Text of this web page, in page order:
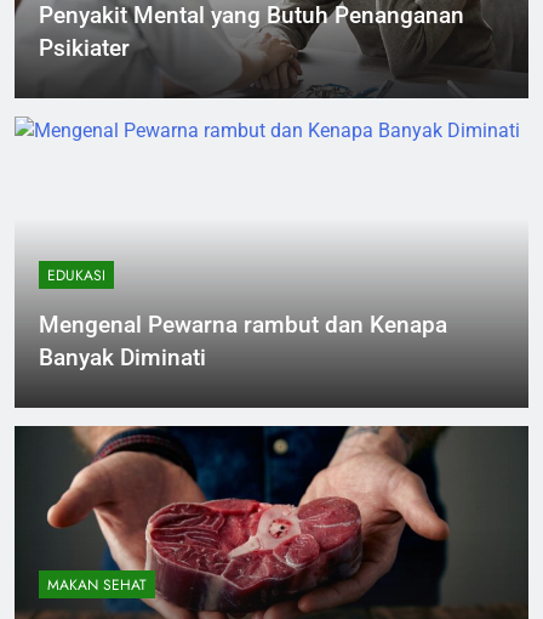
Penyakit Mental yang Butuh Penanganan
Psikiater
Handi Sanjaya 1 minggu ago
EDUKASI
Mengenal Pewarna rambut dan Kenapa
Banyak Diminati
Handi Sanjaya 1 minggu ago
MAKAN SEHAT